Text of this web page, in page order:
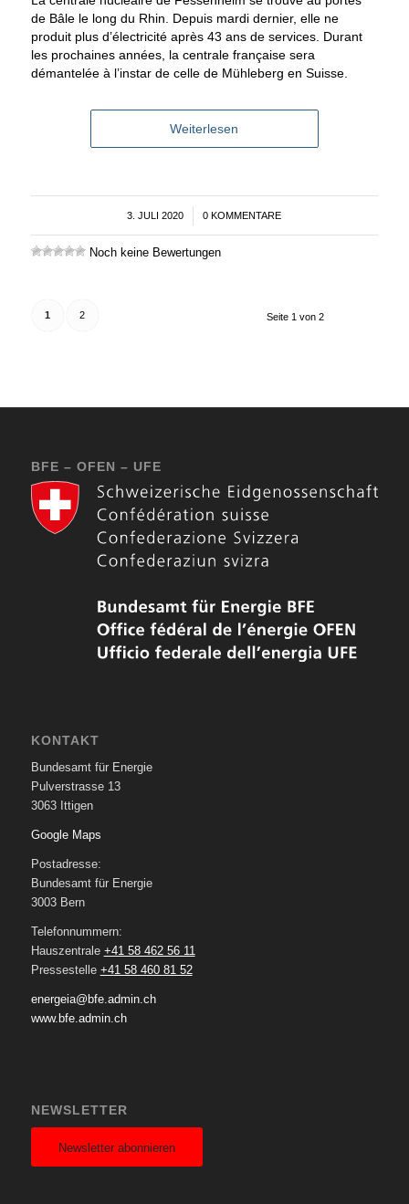
de Bâle le long du Rhin. Depuis mardi dernier, elle ne
produit plus d’électricité après 43 ans de services. Durant
les prochaines années, la centrale française sera
démantelée à l’instar de celle de Mühleberg en Suisse.
Weiterlesen
3. JULI 2020 0 KOMMENTARE
Noch keine Bewertungen
Seite 1 von 2
1 2
BFE – OFEN – UFE
KONTAKT
Bundesamt für Energie
Pulverstrasse 13
3063 Ittigen
Google Maps
Postadresse:
Bundesamt für Energie
3003 Bern
Telefonnummern:
Hauszentrale +41 58 462 56 11
Pressestelle +41 58 460 81 52
energeia@bfe.admin.ch
www.bfe.admin.ch
NEWSLETTER
Newsletter abonnieren